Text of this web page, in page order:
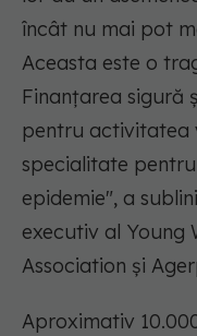
încât nu mai pot
Aceasta este o
Finanțarea sigură
pentru activitatea
specialitate
epidemie", a
executiv al Young
Association și
Aproximativ